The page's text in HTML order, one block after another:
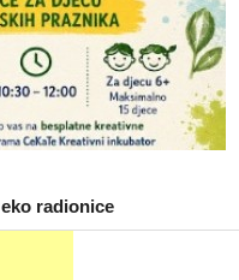
eko radionice